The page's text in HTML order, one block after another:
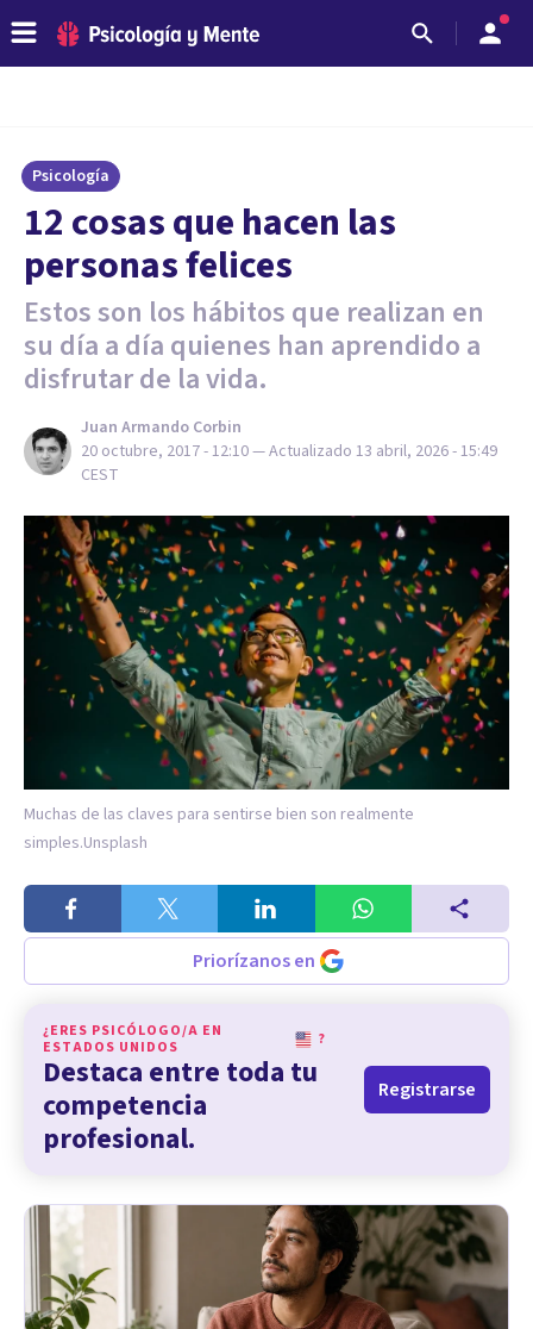
Psicología
12 cosas que hacen las
personas felices
Estos son los hábitos que realizan en
su día a día quienes han aprendido a
disfrutar de la vida.
Juan Armando Corbin
20 octubre, 2017 - 12:10— Actualizado 13 abril, 2026 - 15:49
CEST
Muchas de las claves para sentirse bien son realmente
simples.Unsplash
Priorízanos en
¿ERES PSICÓLOGO/A EN
ESTADOS UNIDOS
?
Destaca entre toda tu
competencia
profesional.
Registrarse